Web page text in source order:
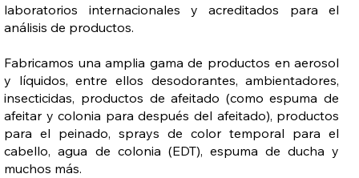
laboratorios internacionales y acreditados para el
análisis de productos.
Fabricamos una amplia gama de productos en aerosol
y líquidos, entre ellos desodorantes, ambientadores,
insecticidas, productos de afeitado (como espuma de
afeitar y colonia para después del afeitado), productos
para el peinado, sprays de color temporal para el
cabello, agua de colonia (EDT), espuma de ducha y
muchos más.